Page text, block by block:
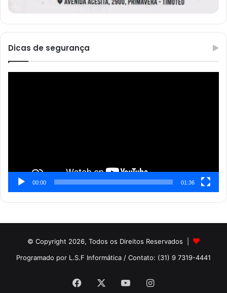
Dicas de segurança
00:00 01:36
© Copyright 2026, Todos os Direitos Reservados |
Programado por L.S.F Informática / Contato: (31) 9 7319-4441
Facebook YouTubeInstagram